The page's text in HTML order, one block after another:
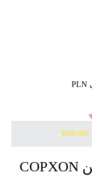
$500,000بانتظارك مع Pudgy Penguins
حاسبة سعر الصرف من COPXON